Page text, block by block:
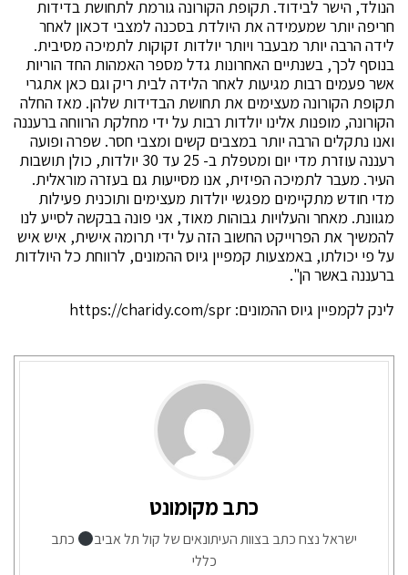
הנולד, הישר לבידוד. תקופת הקורונה גורמת לתחושת בדידות
חריפה יותר שמעמידה את היולדת בסכנה למצבי דכאון לאחר
לידה הרבה יותר מבעבר ויותר יולדות זקוקות לתמיכה מסיבית.
בנוסף לכך, בשנתיים האחרונות גדל מספר האמהות החד הוריות
אשר פעמים רבות מגיעות לאחר הלידה לבית ריק וגם כאן אתגרי
תקופת הקורונה מעצימים את תחושת הבדידות שלהן. מאז החלה
הקורונה, מופנות אלינו יולדות רבות על ידי מחלקת הרווחה ברעננה
ואנו נתקלים הרבה יותר במצבים קשים ומצבי חסר. שפרה ופועה
רעננה עוזרת מדי יום ומטפלת ב- 25 עד 30 יולדות, כולן תושבות
העיר. מעבר לתמיכה הפיזית, אנו מסייעות גם בעזרה מוראלית.
מדי חודש מתקיימים מפגשי יולדות מעצימים ותוכנית פעילות
מגוונת. מאחר והעלויות גבוהות מאוד, אני פונה בבקשה לסייע לנו
להמשיך את הפרוייקט החשוב הזה על ידי תרומה אישית, איש איש
על פי יכולתו, באמצעות קמפיין גיוס ההמונים, לרווחת כל היולדות
ברעננה באשר הן".
לינק לקמפיין גיוס ההמונים: https://charidy.com/spr
כתב מקומונט
ישראל נצח כתב בצוות העיתונאים של קול תל אביב
כתב
כללי